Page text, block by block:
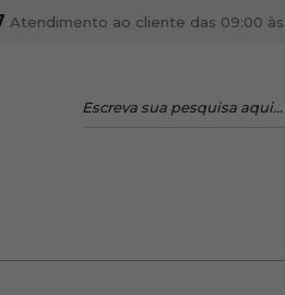
LOGIN
Atendimento ao cliente das 09:00